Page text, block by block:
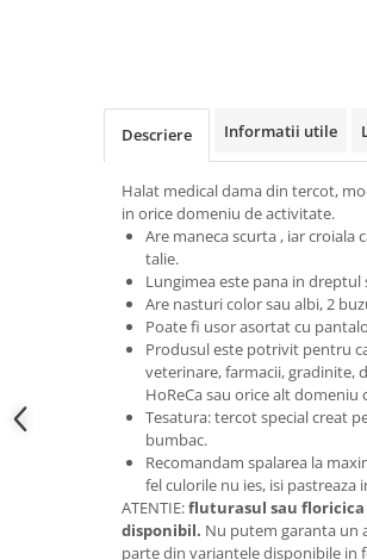
Descriere Informatii utile
Halat medical dama din tercot,
in orice domeniu de activitate.
Are maneca scurta , iar croiala
talie.
Lungimea este pana in
Are nasturi color sau albi, 2
Poate fi usor asortat cu
Produsul este potrivit pentru
veterinare, farmacii, gradinite,
HoReCa sau orice alt
Tesatura: tercot special creat
bumbac.
Recomandam spalarea la
fel culorile nu ies, isi
ATENTIE:fluturasul sau
disponibil. Nu putem garanta un
parte din variantele disponibile in